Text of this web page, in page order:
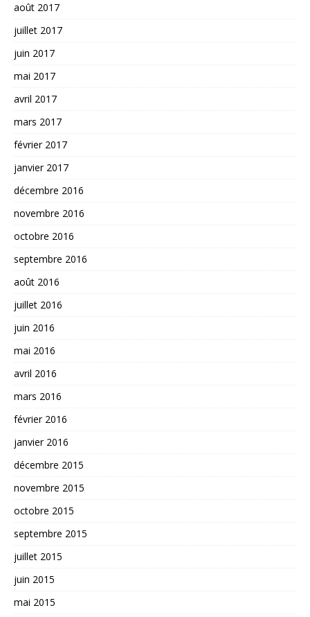
août 2017
juillet 2017
juin 2017
mai 2017
avril 2017
mars 2017
février 2017
janvier 2017
décembre 2016
novembre 2016
octobre 2016
septembre 2016
août 2016
juillet 2016
juin 2016
mai 2016
avril 2016
mars 2016
février 2016
janvier 2016
décembre 2015
novembre 2015
octobre 2015
septembre 2015
juillet 2015
juin 2015
mai 2015